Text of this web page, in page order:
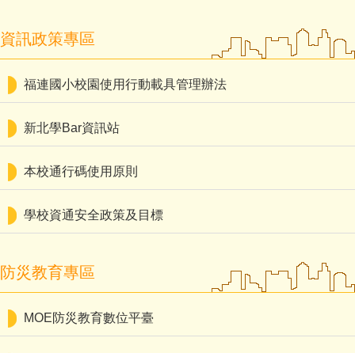
資訊政策專區
福連國小校園使用行動載具管理辦法
新北學Bar資訊站
本校通行碼使用原則
學校資通安全政策及目標
防災教育專區
MOE防災教育數位平臺